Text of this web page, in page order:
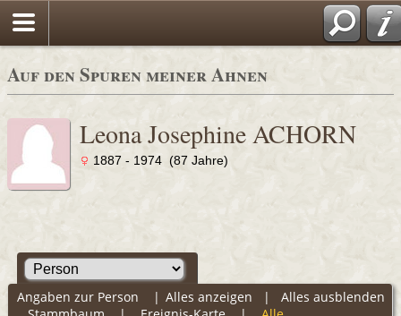
Auf den Spuren meiner Ahnen
Leona Josephine ACHORN
1887 - 1974 (87 Jahre)
Alles anzeigen | Alles ausblenden
Angaben zur Person |